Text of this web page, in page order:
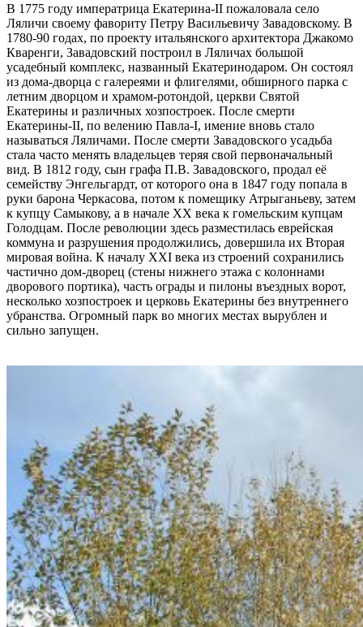
В 1775 году императрица Екатерина-II пожаловала село
Ляличи своему фавориту Петру Васильевичу Завадовскому. В
1780-90 годах, по проекту итальянского архитектора Джакомо
Кваренги, Завадовский построил в Ляличах большой
усадебный комплекс, названный Екатеринодаром. Он состоял
из дома-дворца с галереями и флигелями, обширного парка с
летним дворцом и храмом-ротондой, церкви Святой
Екатерины и различных хозпостроек. После смерти
Екатерины-II, по велению Павла-I, имение вновь стало
называться Ляличами. После смерти Завадовского усадьба
стала часто менять владельцев теряя свой первоначальный
вид. В 1812 году, сын графа П.В. Завадовского, продал её
семейству Энгельгардт, от которого она в 1847 году попала в
руки барона Черкасова, потом к помещику Атрыганьеву, затем
к купцу Самыкову, а в начале ХХ века к гомельским купцам
Голодцам. После революции здесь разместилась еврейская
коммуна и разрушения продолжились, довершила их Вторая
мировая война. К началу ХХI века из строений сохранились
частично дом-дворец (стены нижнего этажа с колоннами
дворового портика), часть ограды и пилоны въездных ворот,
несколько хозпостроек и церковь Екатерины без внутреннего
убранства. Огромный парк во многих местах вырублен и
сильно запущен.